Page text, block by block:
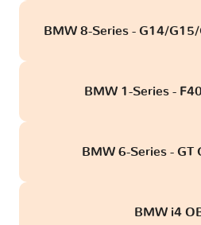
BMW 8-Series - G14/
BMW 1-Series -
BMW 6-Series - GT
BMW i4